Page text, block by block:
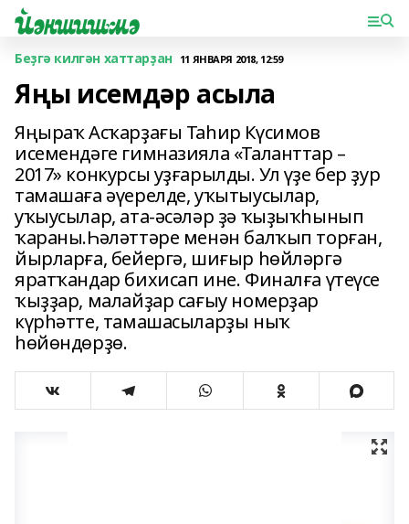
Беҙгә килгән хаттарҙан 11 ЯНВАРЯ 2018, 12:59
Яңы исемдәр асыла
Яңыраҡ Асҡарҙағы Таһир Күсимов
исемендәге гимназияла «Талант­тар –
2017» конкурсы уҙғарылды. Ул үҙе бер ҙур
тамашаға әүерелде, уҡытыусылар,
уҡыусылар, ата-әсәләр ҙә ҡыҙыҡһынып
ҡараны.Һәләттәре менән балҡып торған,
йырларға, бейергә, шиғыр һөйләргә
яратҡандар бихисап ине. Финалға үтеүсе
ҡыҙҙар, малайҙар сағыу номерҙар
күрһәтте, тамашасыларҙы ныҡ
һөйөндөрҙө.